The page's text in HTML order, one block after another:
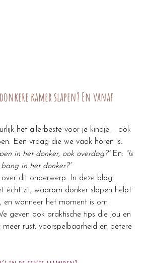
kamer slapen? En vanaf
het allerbeste voor je kindje – ook
Een vraag die we vaak horen is:
in het donker, ook overdag?” En: “Is
in het donker?”
dit onderwerp. In deze blog
écht zit, waarom donker slapen helpt
en wanneer het moment is om
geven ook praktische tips die jou en
meer rust, voorspelbaarheid en betere